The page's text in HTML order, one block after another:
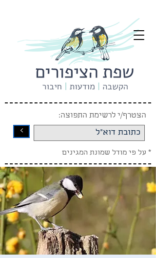
* על פי מודל שמונת המגינים
הצטרף/י לרשימת התפוצה:
<